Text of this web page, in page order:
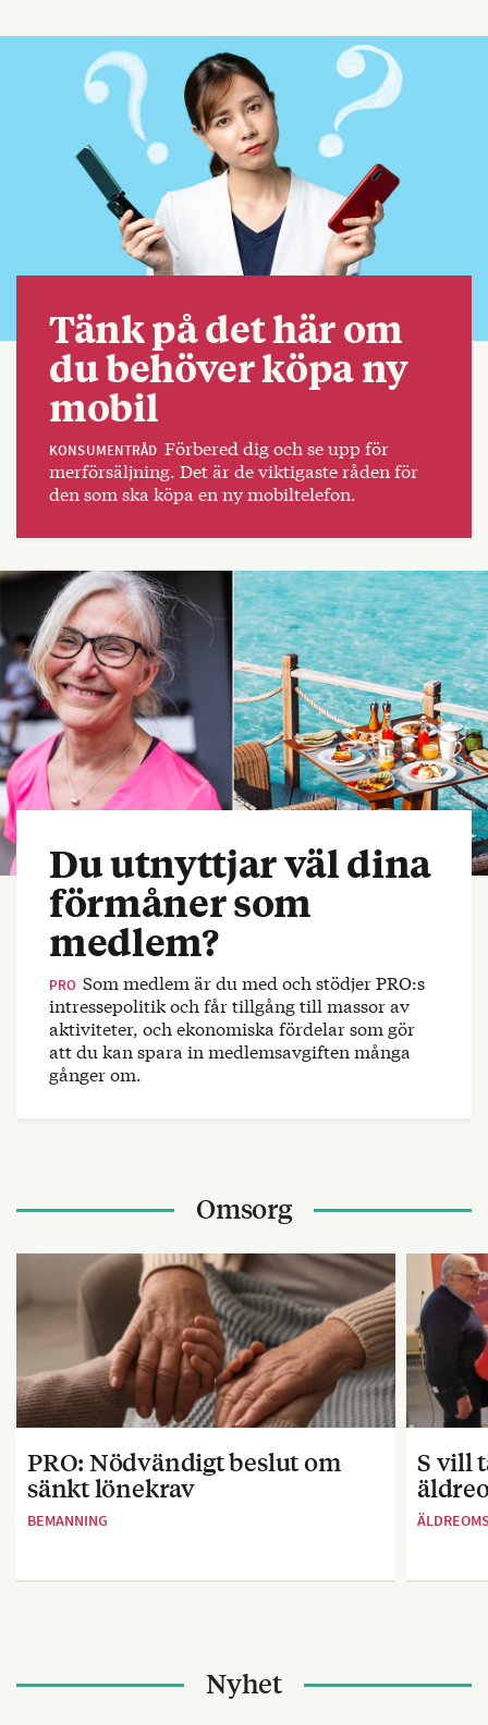
Tänk på det här om
du behöver köpa ny
mobil
KONSUMENTRÅD Förbered dig och se upp för
merförsäljning. Det är de viktigaste råden för
den som ska köpa en ny mobiltelefon.
Du utnyttjar väl dina
förmåner som
medlem?
PRO Som medlem är du med och stödjer PRO:s
intressepolitik och får tillgång till massor av
aktiviteter, och ekonomiska fördelar som gör
att du kan spara in medlemsavgiften många
gånger om.
Omsorg
PRO: Nödvändigt beslut om
sänkt lönekrav
BEMANNING
S vill
Nyhet